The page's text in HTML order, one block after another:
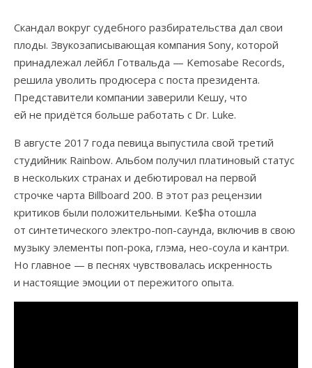
Скандал вокруг судебного разбирательства дал свои
плоды. Звукозаписывающая компания Sony, которой
принадлежал лейбл Готвальда — Kemosabe Records,
решила уволить продюсера с поста президента.
Представители компании заверили Кешу, что
ей не придётся больше работать с Dr. Luke.
В августе 2017 года певица выпустила свой третий
студийник Rainbow. Альбом получил платиновый статус
в нескольких странах и дебютировал на первой
строчке чарта Billboard 200. В этот раз рецензии
критиков были положительными. Ke$ha отошла
от синтетического электро-поп-саунда, включив в свою
музыку элементы поп-рока, глэма, нео-соула и кантри.
Но главное — в песнях чувствовалась искренность
и настоящие эмоции от пережитого опыта.